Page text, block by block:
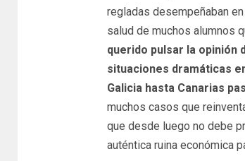
regladas desempeñaban
salud de muchos alumnos
querido pulsar la opinión
situaciones dramáticas
Galicia hasta Canarias
muchos casos que
que desde luego no debe
auténtica ruina económica